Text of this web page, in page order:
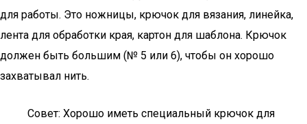
для работы. Это ножницы, крючок для вязания, линейка,
лента для обработки края, картон для шаблона. Крючок
должен быть большим (№ 5 или 6), чтобы он хорошо
захватывал нить.
Совет: Хорошо иметь специальный крючок для